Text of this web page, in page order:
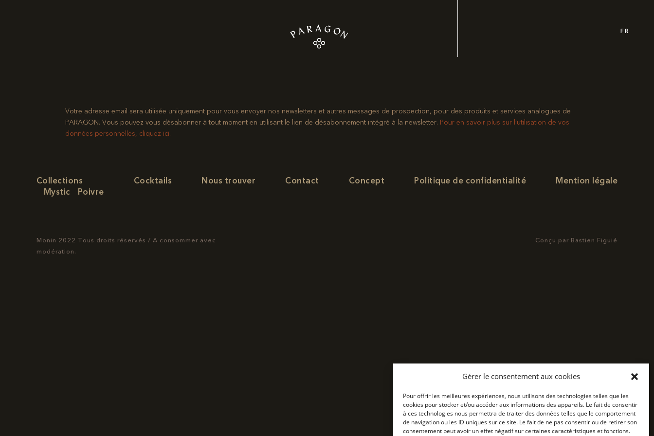
Gérer le consentement aux cookies
Pour offrir les meilleures expériences, nous utilisons des technologies telles que les
cookies pour stocker et/ou accéder aux informations des appareils. Le fait de consentir
à ces technologies nous permettra de traiter des données telles que le comportement
de navigation ou les ID uniques sur ce site. Le fait de ne pas consentir ou de retirer son
consentement peut avoir un effet négatif sur certaines caractéristiques et fonctions.
FR
Votre adresse email sera utilisée uniquement pour vous envoyer nos newsletters et autres messages de prospection, pour des produits et services analogues de
PARAGON. Vous pouvez vous désabonner à tout moment en utilisant le lien de désabonnement intégré à la newsletter.​ Pour en savoir plus sur l’utilisation de vos
données personnelles, cliquez ici.
Collections
Mystic
Poivre
Cocktails Nous trouver Contact Concept Politique de confidentialité Mention légale
Monin 2022 Tous droits réservés / A consommer avec
modération.
Conçu par Bastien Figuié